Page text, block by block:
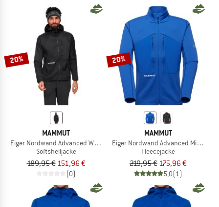
20%
MAMMUT
Eiger Nordwand Advanced Windbreaker Hooded Jacket
Softshelljacke
189,95 € 151,96 €
(0)
20%
MAMMUT
Eiger Nordwand Advanced Midlayer
Fleecejacke
219,95 € 175,96 €
5,0(1)